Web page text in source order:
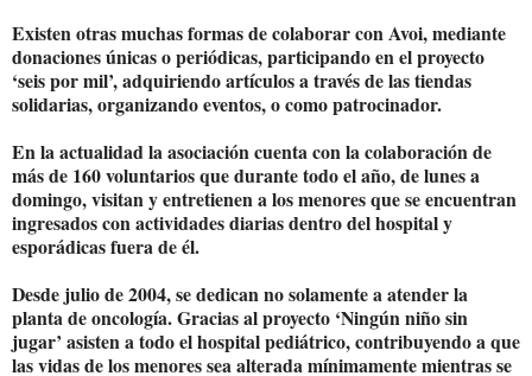
Existen otras muchas formas de colaborar con Avoi, mediante
donaciones únicas o periódicas, participando en el proyecto
‘seis por mil’, adquiriendo artículos a través de las tiendas
solidarias, organizando eventos, o como patrocinador.
En la actualidad la asociación cuenta con la colaboración de
más de 160 voluntarios que durante todo el año, de lunes a
domingo, visitan y entretienen a los menores que se encuentran
ingresados con actividades diarias dentro del hospital y
esporádicas fuera de él.
Desde julio de 2004, se dedican no solamente a atender la
planta de oncología. Gracias al proyecto ‘Ningún niño sin
jugar’ asisten a todo el hospital pediátrico, contribuyendo a que
las vidas de los menores sea alterada mínimamente mientras se